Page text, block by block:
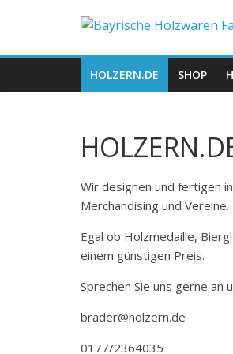
Holzern.de
HOLZERN.DE SHOP
Wir designen und fertigen
Merchandising und Vereine.
Egal ob Holzmedaille,
einem günstigen Preis.
Sprechen Sie uns gerne an
brader@holzern.de
0177/2364035